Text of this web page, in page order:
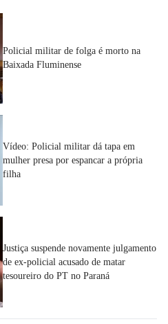
Policial militar de folga é morto na
Baixada Fluminense
Vídeo: Policial militar dá tapa em
mulher presa por espancar a própria
filha
Justiça suspende novamente julgamento
de ex-policial acusado de matar
tesoureiro do PT no Paraná